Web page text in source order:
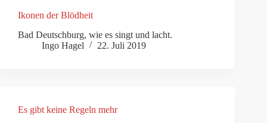
Ikonen der Blödheit
Bad Deutschburg, wie es singt und lacht.
Ingo Hagel
22. Juli 2019
Es gibt keine Regeln mehr